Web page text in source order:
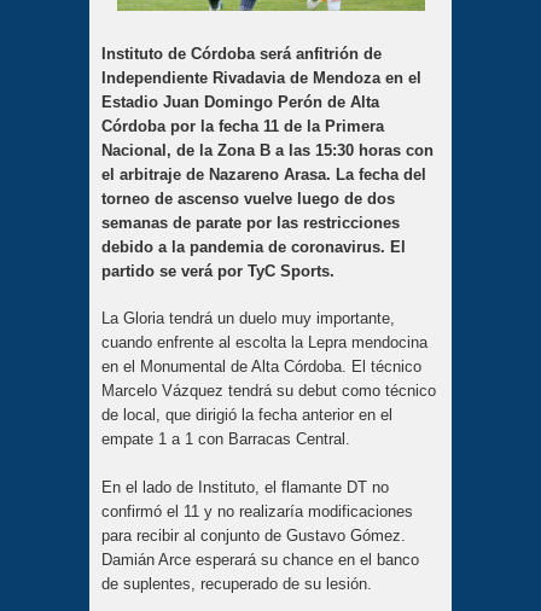
Instituto de Córdoba será anfitrión de
Independiente Rivadavia de Mendoza en el
Estadio Juan Domingo Perón de Alta
Córdoba por la fecha 11 de la Primera
Nacional, de la Zona B a las 15:30 horas con
el arbitraje de Nazareno Arasa. La fecha del
torneo de ascenso vuelve luego de dos
semanas de parate por las restricciones
debido a la pandemia de coronavirus. El
partido se verá por TyC Sports.
La Gloria tendrá un duelo muy importante,
cuando enfrente al escolta la Lepra mendocina
en el Monumental de Alta Córdoba. El técnico
Marcelo Vázquez tendrá su debut como técnico
de local, que dirigió la fecha anterior en el
empate 1 a 1 con Barracas Central.
En el lado de Instituto, el flamante DT no
confirmó el 11 y no realizaría modificaciones
para recibir al conjunto de Gustavo Gómez.
Damián Arce esperará su chance en el banco
de suplentes, recuperado de su lesión.